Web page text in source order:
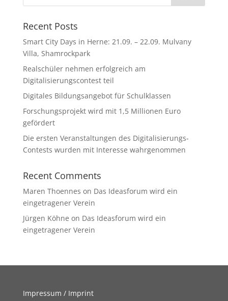
Recent Posts
Smart City Days in Herne: 21.09. – 22.09. Mulvany
Villa, Shamrockpark
Realschüler nehmen erfolgreich am
Digitalisierungscontest teil
Digitales Bildungsangebot für Schulklassen
Forschungsprojekt wird mit 1,5 Millionen Euro
gefördert
Die ersten Veranstaltungen des Digitalisierungs-
Contests wurden mit Interesse wahrgenommen
Recent Comments
Maren Thoennes on Das Ideasforum wird ein
eingetragener Verein
Jürgen Köhne on Das Ideasforum wird ein
eingetragener Verein
Impressum / Imprint